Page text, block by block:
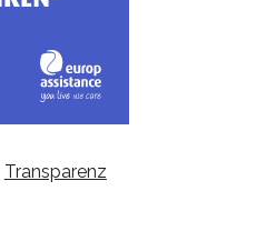
Transparenz